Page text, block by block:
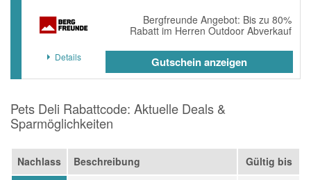
Bergfreunde Angebot: Bis zu 80%
Rabatt im Herren Outdoor Abverkauf
Details Gutschein anzeigen
Pets Deli Rabattcode: Aktuelle Deals &
Sparmöglichkeiten
Nachlass Beschreibung Gültig bis